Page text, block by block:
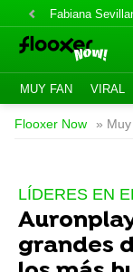
Fabiana
MUY FAN VIRAL
Flooxer Now »
LÍDERES EN
grandes